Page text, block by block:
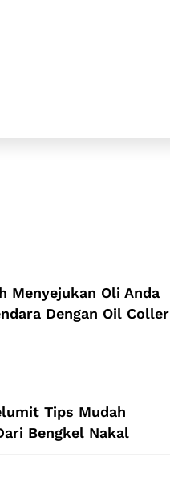
Menyejukan Oli Anda
Dengan Oil Coller
Tips Mudah
Bengkel Nakal